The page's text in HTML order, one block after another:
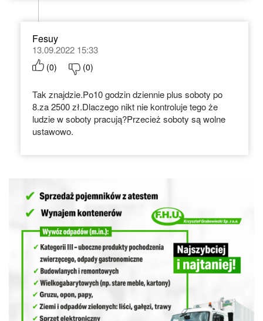
Fesuy
13.09.2022 15:33
(0) (0)
Tak znajdzie.Po10 godzin dziennie plus soboty po
8.za 2500 zł.Dlaczego nikt nie kontroluje tego że
ludzie w soboty pracują?Przecież soboty są wolne
ustawowo.